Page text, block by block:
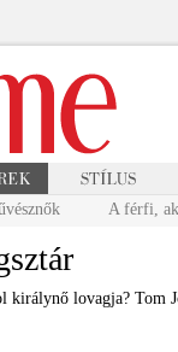
A férfi,
királynő lovagja? Tom